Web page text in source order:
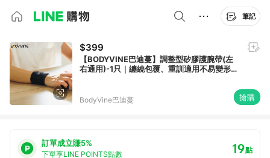
筆記
$399
【BODYVINE巴迪蔓】調整型矽膠護腕帶(左
右通用)-1只｜纏繞包覆、重訓適用不易變形節
BodyVine巴迪蔓 搶購
訂單成立賺5%
下單享LINE POINTS點數 19點